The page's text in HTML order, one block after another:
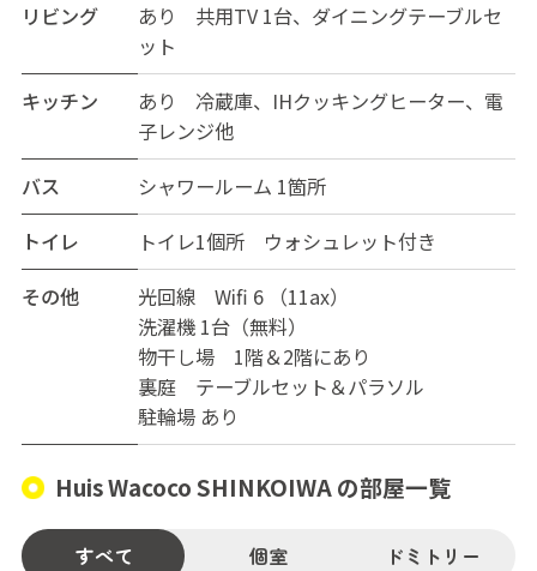
リビング
あり 共用TV 1台、ダイニングテーブルセ
ット
キッチン
あり 冷蔵庫、IHクッキングヒーター、電
子レンジ他
バス
シャワールーム 1箇所
トイレ
トイレ1個所 ウォシュレット付き
その他
光回線 Wifi 6 （11ax）
洗濯機 1台（無料）
物干し場 1階＆2階にあり
裏庭 テーブルセット＆パラソル
駐輪場 あり
Huis Wacoco SHINKOIWA の部屋一覧
すべて 個室 ドミトリー